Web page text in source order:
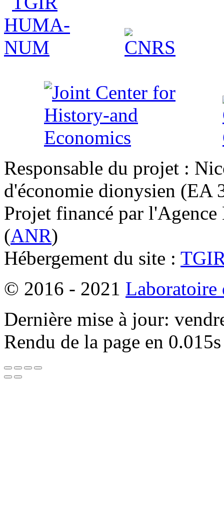
Responsable du projet :
d'économie dionysien
Projet financé par l'Agence
(ANR)
Hébergement du site :
© 2016 - 2021 Laboratoire
Dernière mise à jour:
Rendu de la page en 0.015s